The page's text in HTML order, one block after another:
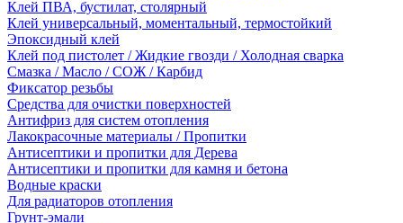
Клей ПВА, бустилат, столярный
Клей универсальный, моментальный, термостойкий
Эпоксидный клей
Клей под пистолет / Жидкие гвозди / Холодная сварка
Смазка / Масло / СОЖ / Карбид
Фиксатор резьбы
Средства для очистки поверхностей
Антифриз для систем отопления
Лакокрасочные материалы / Пропитки
Антисептики и пропитки для Дерева
Антисептики и пропитки для камня и бетона
Водные краски
Для радиаторов отопления
Грунт-эмали